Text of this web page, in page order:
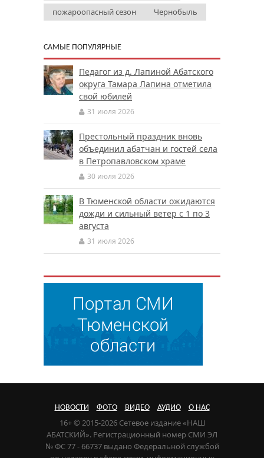
пожароопасный сезон
Чернобыль
САМЫЕ ПОПУЛЯРНЫЕ
Педагог из д. Лапиной Абатского
округа Тамара Лапина отметила
свой юбилей
31 июля 2026
Престольный праздник вновь
объединил абатчан и гостей села
в Петропавловском храме
30 июля 2026
В Тюменской области ожидаются
дожди и сильный ветер с 1 по 3
августа
31 июля 2026
НОВОСТИ ФОТО ВИДЕО АУДИО О НАС
16+ © 2015-2026 Сетевое издание «НАШ
АБАТСКИЙ». Регистрационный номер СМИ ЭЛ
№ ФС 77 - 66737 выдано Федеральной службой